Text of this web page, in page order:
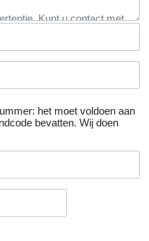
het moet voldoen aan
bevatten. Wij doen